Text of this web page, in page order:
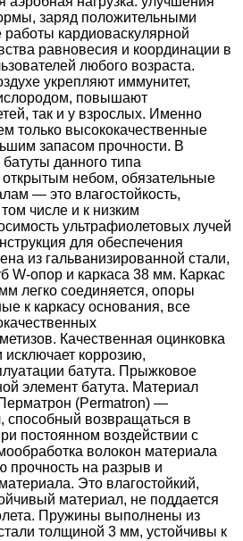
заряд положительными
кардиоваскулярной
равновесия и координации в
любого возраста.
укрепляют иммунитет,
повышают
так и у взрослых. Именно
только высококачественные
запасом прочности. В
данного типа
небом, обязательные
— это влагостойкость,
числе и к низким
ультрафиолетовых лучей
для обеспечения
из гальванизированной стали,
W-опор и каркаса 38 мм. Каркас
легко соединяется, опоры
к каркасу основания, все
Качественная оцинковка
исключает коррозию,
батута. Прыжковое
элемент батута. Материал
(Permatron) —
способный возвращаться в
постоянном воздействии с
волокон материала
прочность на разрыв и
Это влагостойкий,
материал, не поддается
Пружины выполнены из
толщиной 3 мм, устойчивы к